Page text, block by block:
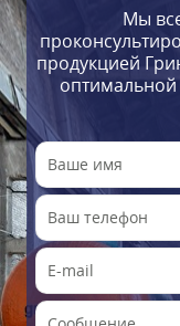
Мы
продукцией